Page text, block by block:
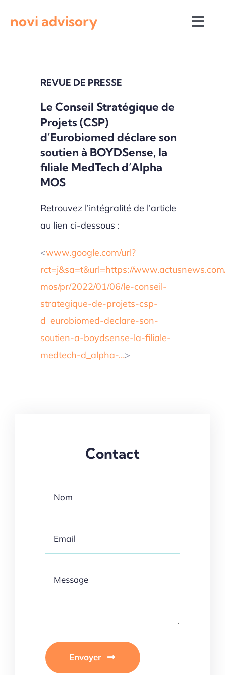
novi advisory
Actualités institutionnelles
Appels à projets
REVUE DE PRESSE
Le Conseil Stratégique de
Projets (CSP)
d’Eurobiomed déclare son
soutien à BOYDSense, la
filiale MedTech d’Alpha
MOS
Retrouvez l’intégralité de l’article
au lien ci-dessous :
<www.google.com/url?
rct=j&sa=t&url=https://
mos/pr/2022/01/06/le-conseil-
strategique-de-projets-csp-
d_eurobiomed-declare-son-
soutien-a-boydsense-la-filiale-
medtech-d_alpha-…>
Contact
Envoyer